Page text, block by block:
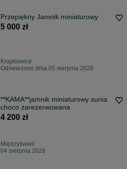
Przepiękny Jamnik miniaturowy
5 000 zł
Krapkowice
Odświeżono dnia 05 sierpnia 2026
**KAMA**jamnik miniaturowy sunia
choco zarezerwowana
4 200 zł
Międzyświeć
04 sierpnia 2026